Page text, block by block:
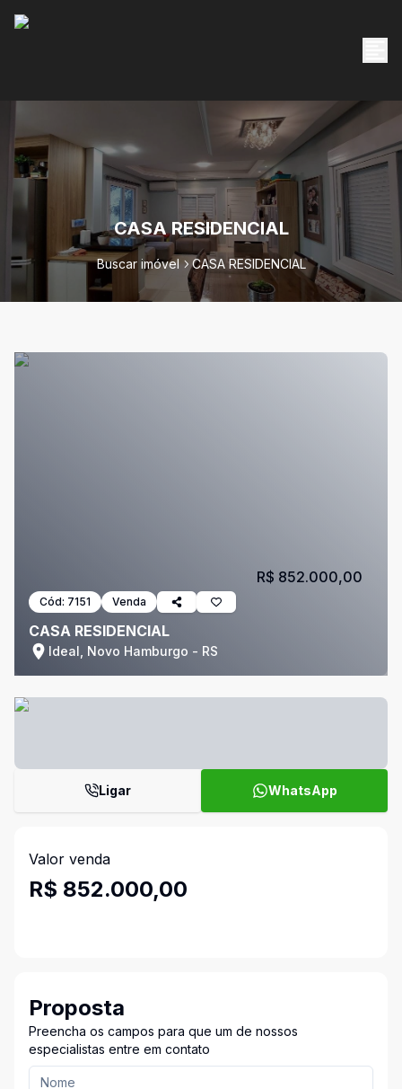
CASA RESIDENCIAL
Buscar imóvel CASA RESIDENCIAL
Cód: 7151 Venda
CASA RESIDENCIAL
Ideal, Novo Hamburgo - RS
R$ 852.000,00
Ligar WhatsApp
Valor venda
R$ 852.000,00
Proposta
Preencha os campos para que um de nossos
especialistas entre em contato